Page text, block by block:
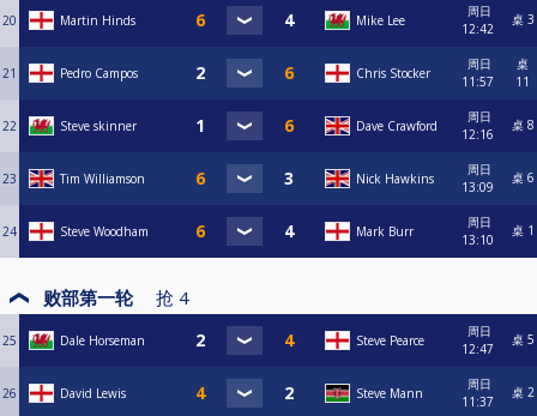
20 Martin Hinds Mike Lee
周日
12:42
桌 3
21 Pedro Campos Chris Stocker
周日
11:57
桌
11
22 Steve skinner Dave Crawford
周日
12:16
桌 8
23 Tim Williamson Nick Hawkins
周日
13:09
桌 6
24 Steve Woodham Mark Burr
周日
13:10
桌 1
败部第一轮 抢 4
25 Dale Horseman Steve Pearce
周日
12:47
桌 5
26 David Lewis Steve Mann
周日
11:37
桌 2